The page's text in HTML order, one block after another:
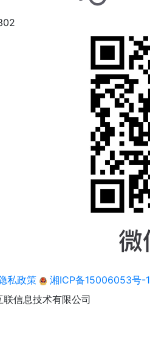
私政策
湘ICP备15006053号-1
信息技术有限公司